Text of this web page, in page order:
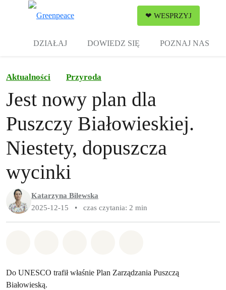
❤ WESPRZYJ
DZIAŁAJ DOWIEDZ SIĘ POZNAJ NAS
Aktualności Przyroda
Jest nowy plan dla
Puszczy Białowieskiej.
Niestety, dopuszcza
wycinki
Katarzyna Bilewska
2025-12-15
• czas czytania: 2 min
Do UNESCO trafił właśnie Plan Zarządzania Puszczą
Białowieską.